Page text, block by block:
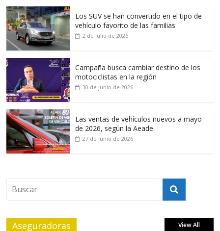
Los SUV se han convertido en el tipo de
vehículo favorito de las familias
2 de julio de 2026
Campaña busca cambiar destino de los
motociclistas en la región
30 de junio de 2026
Las ventas de vehículos nuevos a mayo
de 2026, según la Aeade
27 de junio de 2026
Aseguradoras View All